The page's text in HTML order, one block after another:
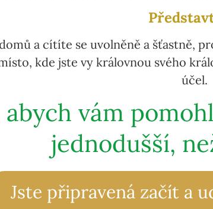
a cítíte se uvolněně a šťastně,
kde jste vy královnou svého
účel.
abych vám
jednodušší,
Jste připravená začít a